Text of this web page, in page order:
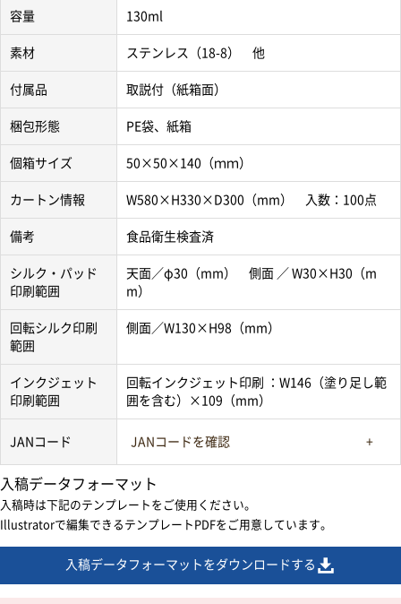
容量 130ml
素材 ステンレス（18-8） 他
付属品 取説付（紙箱面）
梱包形態 PE袋、紙箱
個箱サイズ 50×50×140（ｍｍ）
カートン情報 W580×H330×D300（mm） 入数：100点
備考 食品衛生検査済
シルク・パッド
印刷範囲
天面／φ30（mm） 側面 ／ W30×H30（m
m）
回転シルク印刷
範囲
側面／W130×H98（mm）
インクジェット
印刷範囲
回転インクジェット印刷 ：W146（塗り足し範
囲を含む）×109（mm）
JANコード JANコードを確認
入稿データフォーマット
入稿時は下記のテンプレートをご使用ください。
Illustratorで編集できるテンプレートPDFをご用意しています。
入稿データフォーマットをダウンロードする